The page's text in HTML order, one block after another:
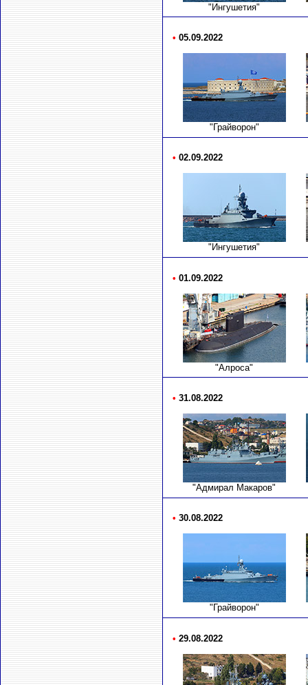
"Ингушетия"
• 05.09.2022
"Грайворон"
• 02.09.2022
"Ингушетия"
• 01.09.2022
"Алроса"
• 31.08.2022
"Адмирал Макаров"
• 30.08.2022
"Грайворон"
• 29.08.2022